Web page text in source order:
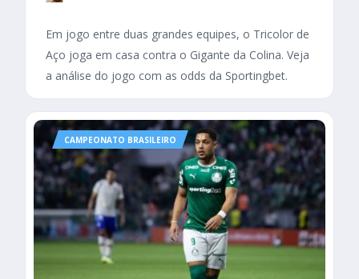
Em jogo entre duas grandes equipes, o Tricolor de
Aço joga em casa contra o Gigante da Colina. Veja
a análise do jogo com as odds da Sportingbet.
CAMPEONATO BRASILEIRO